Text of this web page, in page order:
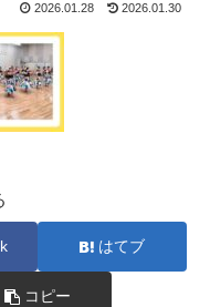
2026.01.28 2026.01.30
はてブ
コピー